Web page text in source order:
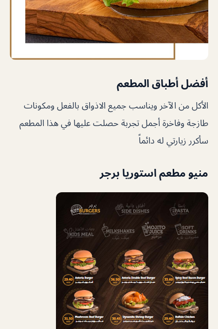
أفضل أطباق المطعم
الأكل من الآخر ويناسب جميع الاذواق بالفعل ومكونات
طازجة وفاخرة أجمل تجربة حصلت عليها في هذا المطعم
سأكرر زيارتي له دائماً
منيو مطعم استوريا برجر